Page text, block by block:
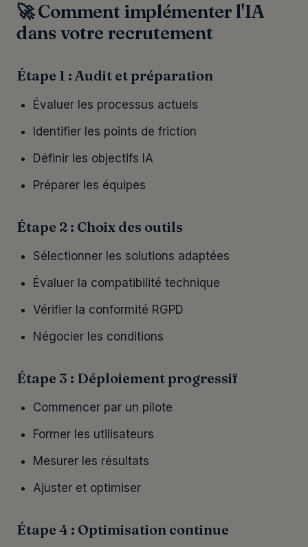
🚀 Comment implémenter l'IA
dans votre recrutement
Étape 1 : Audit et préparation
Évaluer les processus actuels
Identifier les points de friction
Définir les objectifs IA
Préparer les équipes
Étape 2 : Choix des outils
Sélectionner les solutions adaptées
Évaluer la compatibilité technique
Vérifier la conformité RGPD
Négocier les conditions
Étape 3 : Déploiement progressif
Commencer par un pilote
Former les utilisateurs
Mesurer les résultats
Ajuster et optimiser
Étape 4 : Optimisation continue